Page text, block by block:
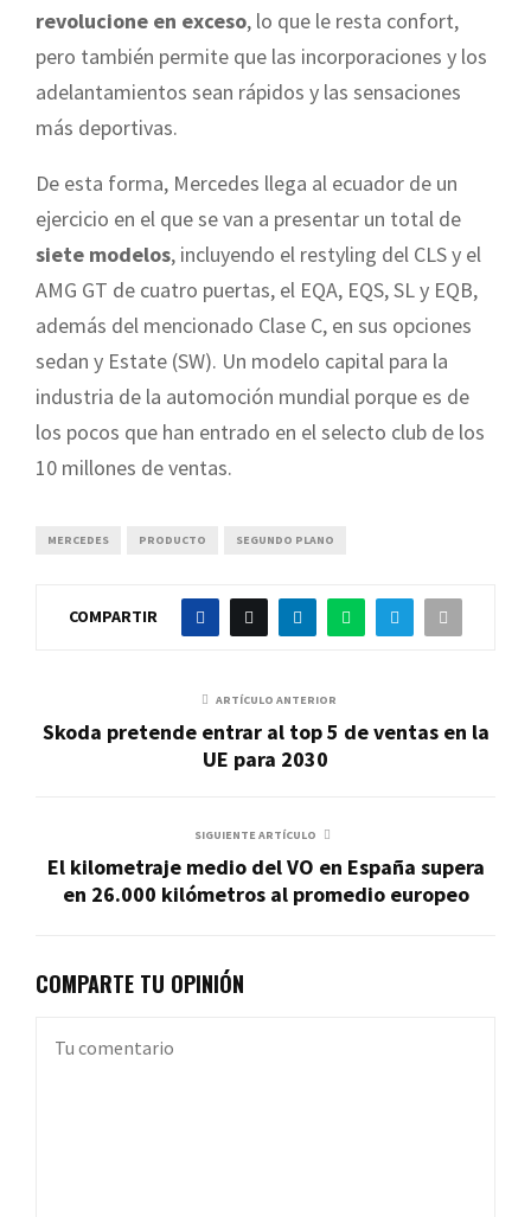
revolucione en exceso, lo que le resta confort,
pero también permite que las incorporaciones y los
adelantamientos sean rápidos y las sensaciones
más deportivas.
De esta forma, Mercedes llega al ecuador de un
ejercicio en el que se van a presentar un total de
siete modelos, incluyendo el restyling del CLS y el
AMG GT de cuatro puertas, el EQA, EQS, SL y EQB,
además del mencionado Clase C, en sus opciones
sedan y Estate (SW). Un modelo capital para la
industria de la automoción mundial porque es de
los pocos que han entrado en el selecto club de los
10 millones de ventas.
MERCEDES PRODUCTO SEGUNDO PLANO
COMPARTIR
ARTÍCULO ANTERIOR
Skoda pretende entrar al top 5 de ventas en la
UE para 2030
SIGUIENTE ARTÍCULO
El kilometraje medio del VO en España supera
en 26.000 kilómetros al promedio europeo
COMPARTE TU OPINIÓN